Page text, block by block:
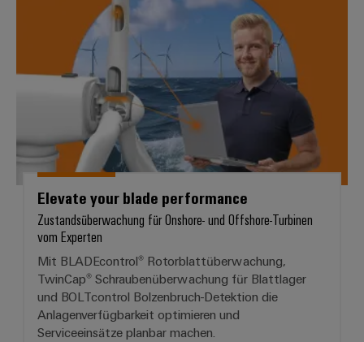
Elevate your blade performance
Elevate your blade performance
Zustandsüberwachung für Onshore- und Offshore-Turbinen
vom Experten
Mit BLADEcontrol® Rotorblattüberwachung,
TwinCap® Schraubenüberwachung für Blattlager
und BOLTcontrol Bolzenbruch-Detektion die
Anlagenverfügbarkeit optimieren und
Serviceeinsätze planbar machen.